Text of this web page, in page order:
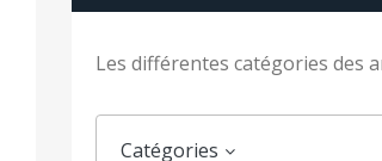
Les différentes catégories des
Catégories